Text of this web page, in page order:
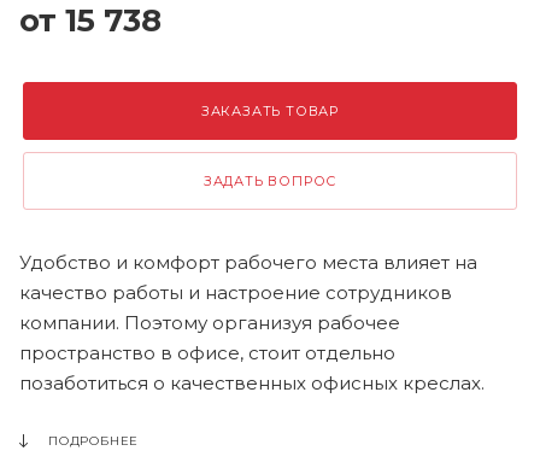
от 15 738
ЗАКАЗАТЬ ТОВАР
ЗАДАТЬ ВОПРОС
Удобство и комфорт рабочего места влияет на
качество работы и настроение сотрудников
компании. Поэтому организуя рабочее
пространство в офисе, стоит отдельно
позаботиться о качественных офисных креслах.
ПОДРОБНЕЕ